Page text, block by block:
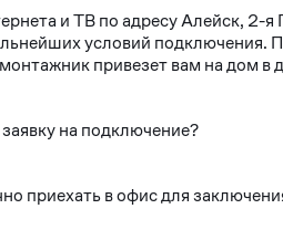
и ТВ по адресу Алейск,
условий подключения.
привезет вам на дом в
на подключение?
приехать в офис для